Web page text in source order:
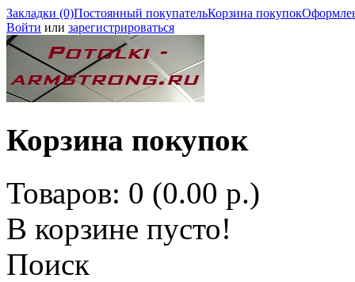
Закладки (0)Постоянный покупательКорзина покупок
Войти или зарегистрироваться
Корзина покупок
Товаров: 0 (0.00 р.)
В корзине пусто!
Поиск